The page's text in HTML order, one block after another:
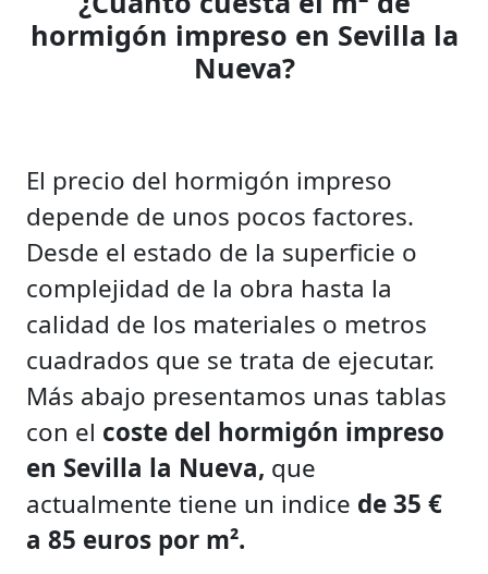
hormigón impreso en Sevilla la
Nueva?
El precio del hormigón impreso
depende de unos pocos factores.
Desde el estado de la superficie o
complejidad de la obra hasta la
calidad de los materiales o metros
cuadrados que se trata de ejecutar.
Más abajo presentamos unas tablas
con el coste del hormigón impreso
en Sevilla la Nueva, que
actualmente tiene un indice de 35 €
a 85 euros por m².